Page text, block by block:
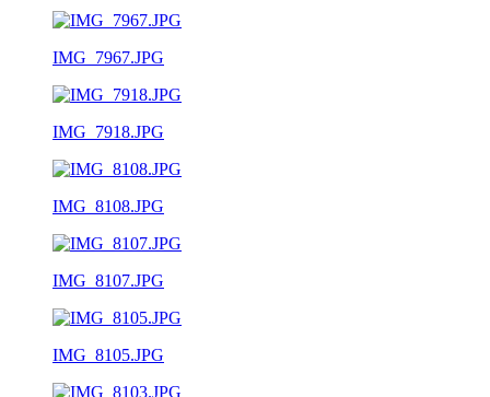
IMG_7967.JPG
IMG_7918.JPG
IMG_8108.JPG
IMG_8107.JPG
IMG_8105.JPG